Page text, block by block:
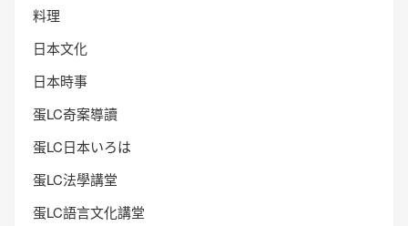
料理
日本文化
日本時事
蛋LC奇案導讀
蛋LC日本いろは
蛋LC法學講堂
蛋LC語言文化講堂